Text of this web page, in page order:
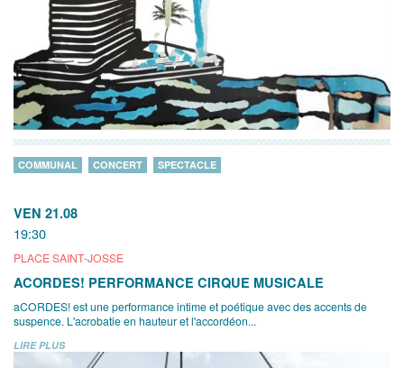
VEN 21.08
19:30
PLACE SAINT-JOSSE
COMMUNAL CONCERT SPECTACLE
ACORDES! PERFORMANCE CIRQUE MUSICALE
aCORDES! est une performance intime et poétique avec des accents de
suspence. L'acrobatie en hauteur et l'accordéon...
LIRE PLUS